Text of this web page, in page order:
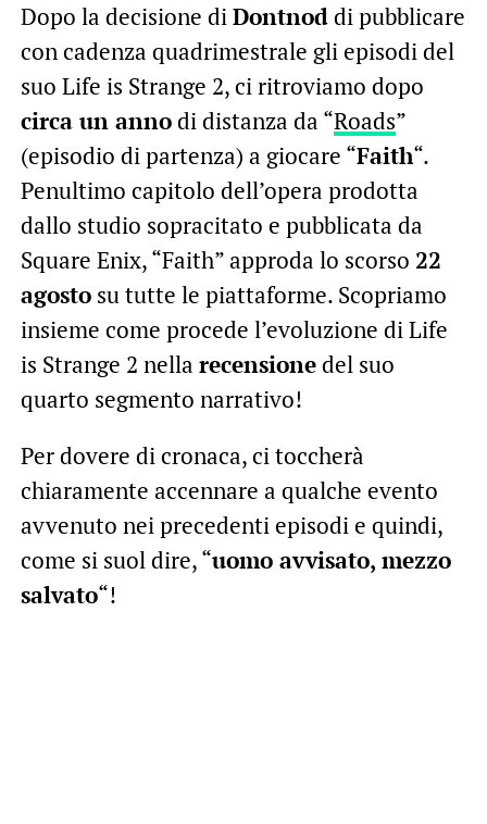
Dopo la decisione diDontnoddi pubblicare
con cadenza quadrimestrale gli episodi del
suo Life is Strange 2, ci ritroviamo dopo
circa un annodi distanza da “Roads”
(episodio di partenza) a giocare “Faith“.
Penultimo capitolo dell’opera prodotta
dallo studio sopracitato e pubblicata da
Square Enix, “Faith” approda lo scorso 22
agostosu tutte le piattaforme. Scopriamo
insieme come procede l’evoluzione di Life
is Strange 2 nella recensionedel suo
quarto segmento narrativo!
Per dovere di cronaca, ci toccherà
chiaramente accennare a qualche evento
avvenuto nei precedenti episodi e quindi,
come si suol dire, “uomo avvisato, mezzo
salvato“!